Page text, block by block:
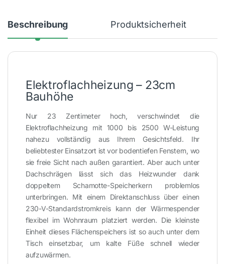
Beschreibung Produktsicherheit
Elektroflachheizung – 23cm
Bauhöhe
Nur 23 Zentimeter hoch, verschwindet die
Elektroflachheizung mit 1000 bis 2500 W-Leistung
nahezu vollständig aus Ihrem Gesichtsfeld. Ihr
beliebtester Einsatzort ist vor bodentiefen Fenstern, wo
sie freie Sicht nach außen garantiert. Aber auch unter
Dachschrägen lässt sich das Heizwunder dank
doppeltem Schamotte-Speicherkern problemlos
unterbringen. Mit einem Direktanschluss über einen
230-V-Standardstromkreis kann der Wärmespender
flexibel im Wohnraum platziert werden. Die kleinste
Einheit dieses Flächenspeichers ist so auch unter dem
Tisch einsetzbar, um kalte Füße schnell wieder
aufzuwärmen.